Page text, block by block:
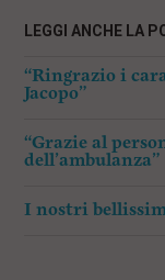
LEGGI ANCHE LA
“Ringrazio i
Jacopo”
“Grazie al
dell’ambulanza”
I nostri